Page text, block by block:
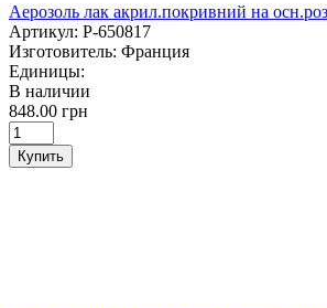
Аерозоль лак акрил.покривний на
Артикул: P-650817
Изготовитель: Франция
Единицы:
В наличии
848.00 грн
Купить